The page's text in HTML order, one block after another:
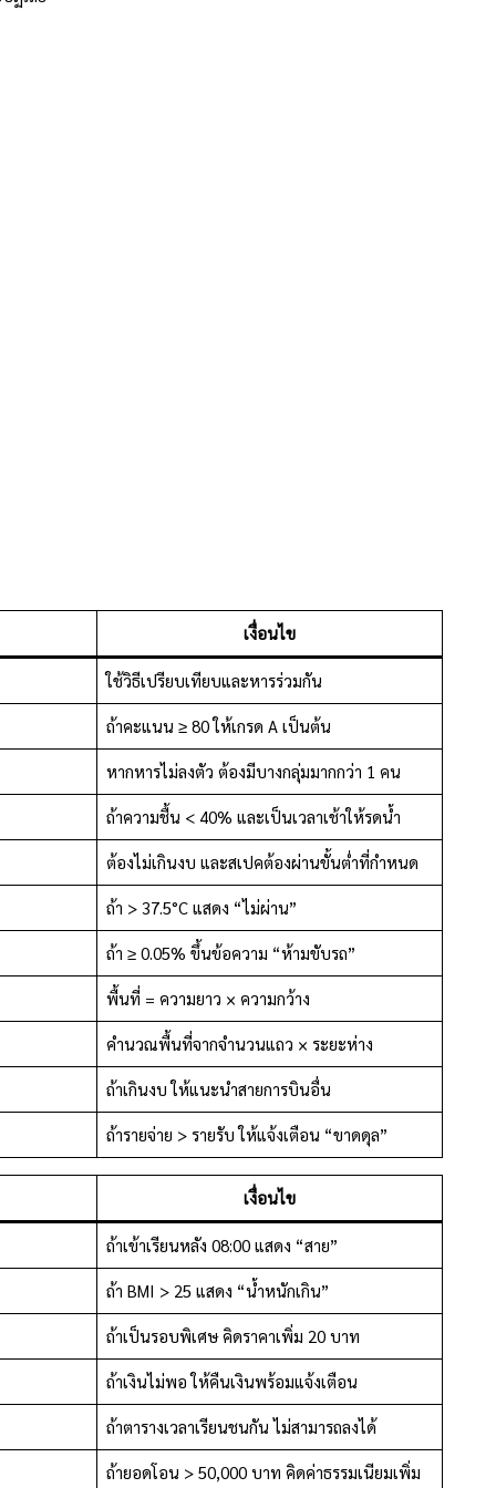
เงื่อนไข
ใช้วิธีเปรียบเทียบและหารร่วมกัน
ถ้าคะแนน ≥ 80 ให้เกรด A เป็นต้น
หากหารไม่ลงตัว ต้องมีบางกลุ่มมากกว่า 1 คน
ถ้าความชื้น < 40% และเป็นเวลาเช้าให้รดน้ำ
ต้องไม่เกินงบ และสเปคต้องผ่านขั้นต่ำที่กำหนด
ถ้า > 37.5°C แสดง “ไม่ผ่าน”
ถ้า ≥ 0.05% ขึ้นข้อความ “ห้ามขับรถ”
พื้นที่ = ความยาว × ความกว้าง
คำนวณพื้นที่จากจำนวนแถว × ระยะห่าง
ถ้าเกินงบ ให้แนะนำสายการบินอื่น
ถ้ารายจ่าย > รายรับ ให้แจ้งเตือน “ขาดดุล”
เงื่อนไข
ถ้าเข้าเรียนหลัง 08:00 แสดง “สาย”
ถ้า BMI > 25 แสดง “น้ำหนักเกิน”
ถ้าเป็นรอบพิเศษ คิดราคาเพิ่ม 20 บาท
ถ้าเงินไม่พอ ให้คืนเงินพร้อมแจ้งเตือน
ถ้าตารางเวลาเรียนชนกัน ไม่สามารถลงได้
ถ้ายอดโอน > 50,000 บาท คิดค่าธรรมเนียมเพิ่ม